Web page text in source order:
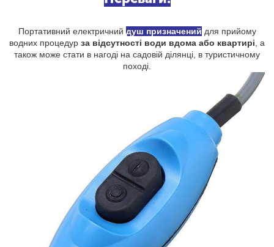
Портативний електричний душ призначений для прийому
водних процедур за відсутності води вдома або квартирі , а
також може стати в нагоді на садовій ділянці, в туристичному
поході.